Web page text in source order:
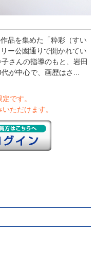
品を集めた「粋彩（すい
ー公園通りで開かれてい
さんの指導のもと、岩田
が中心で、画歴はさ...
です。
ただけます。